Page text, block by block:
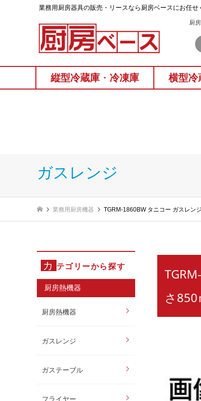
業務⽤厨房器具の販売・リースなら厨房ベースにお任せ
厨
縦型冷蔵庫 ・ 冷凍庫 横型冷
ガスレンジ
業務用厨房機器 TGRM-1860BW タニコー ガスレン
カ テゴリーから探す
厨房熱機器
厨房熱機器
ガスレンジ
ガステーブル
フライヤー
さ850